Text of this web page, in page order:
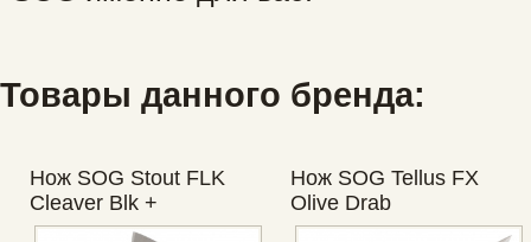
Товары данного бренда:
Нож SOG Stout FLK
Cleaver Blk +
Stonewash
Нож SOG Tellus FX
Olive Drab